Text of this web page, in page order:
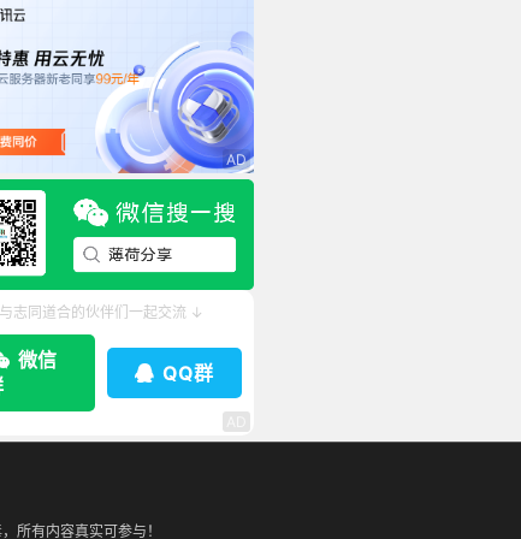
与志同道合的伙伴们一起交流 ↓
微信
QQ群
所有内容真实可参与！